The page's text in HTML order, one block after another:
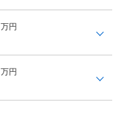
万円
万円